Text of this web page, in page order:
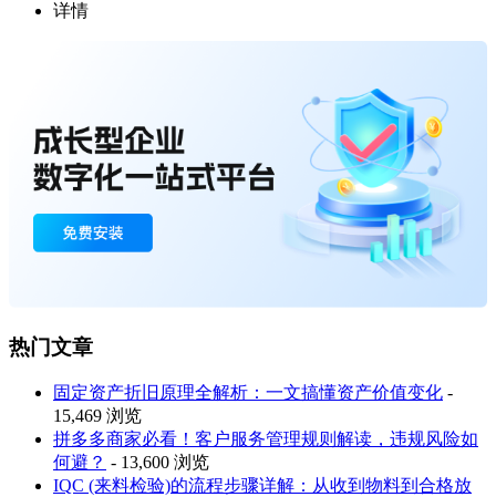
详情
热门文章
固定资产折旧原理全解析：一文搞懂资产价值变化 -
15,469 浏览
拼多多商家必看！客户服务管理规则解读，违规风险如
何避？ - 13,600 浏览
IQC (来料检验)的流程步骤详解：从收到物料到合格放